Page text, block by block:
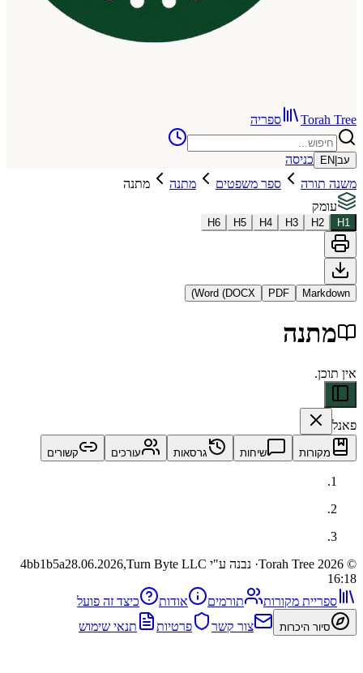
ספריה
כניסה
ספר משפטים מתנה
מתנה
H3
H4
H5
H6
PDF
Word (DOCX)
שיחות גרסאות עורכים קשורים
· נבנה ע"י Turn Byte LLC 4bb1b5a28.06.2026,
מקורות תורמים אודות כיצד זה פועל
היכרות צור קשר פרטיות תנאי שימוש